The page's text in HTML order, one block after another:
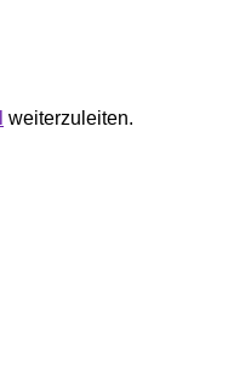
weiterzuleiten.